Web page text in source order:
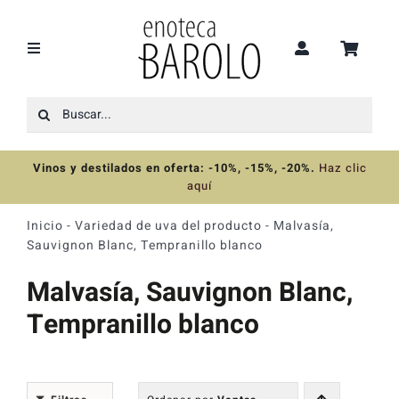
contenido
Toggle
Recomendaciones
Ofertas
Colecciones
Vinos
Buscar:
Vinos y destilados en oferta: -10%, -15%, -20%. Haz clic
aquí
Inicio - Variedad de uva del producto - Malvasía,
Sauvignon Blanc, Tempranillo blanco
Malvasía, Sauvignon Blanc,
Tempranillo blanco